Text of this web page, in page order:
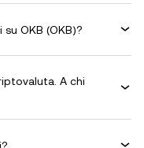
OKB (OKB)?
A chi